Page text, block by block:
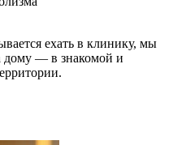
ехать в клинику, мы
дому — в знакомой и